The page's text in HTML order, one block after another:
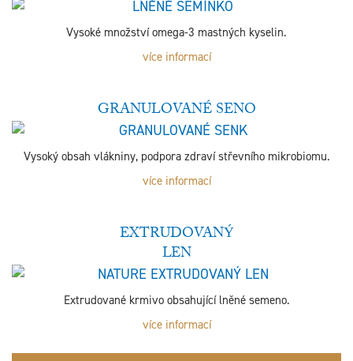
Vysoké množství omega-3 mastných kyselin.
více informací
GRANULOVANÉ SENO
Vysoký obsah vlákniny, podpora zdraví střevního mikrobiomu.
více informací
EXTRUDOVANÝ
LEN
Extrudované krmivo obsahující lněné semeno.
více informací